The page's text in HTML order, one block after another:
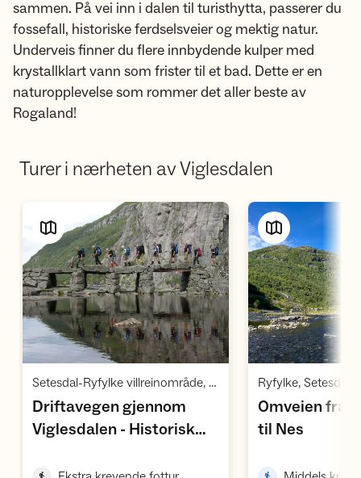
sammen. På vei inn i dalen til turisthytta, passerer du
fossefall, historiske ferdselsveier og mektig natur.
Underveis finner du flere innbydende kulper med
krystallklart vann som frister til et bad. Dette er en
naturopplevelse som rommer det aller beste av
Rogaland!
Turer i nærheten av Viglesdalen
Vis turforslag
Setesdal-Ryfylke villreinområde, Ryfylke
Driftavegen gjennom
Viglesdalen - Historisk
Omveien fra
til Nes